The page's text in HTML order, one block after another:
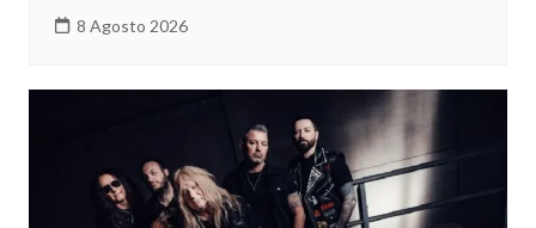
8 Agosto 2026